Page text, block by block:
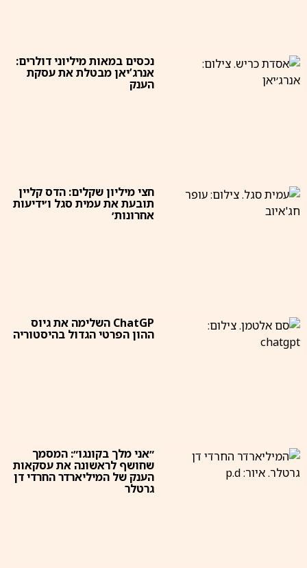
נכסים במאות מיליוני דולרים:
אנרג’יאן מבטלת את עסקת
הענק
חצי מיליון שקלים: הדס קליין
תובעת את עמית סגל ו׳ידיעות
אחרונות׳
ChatGP השלימה את גיוס
ההון הפרטי הגדול בהיסטוריה
״אני מלך בקונגו״: המסמך
שחושף לראשונה את עסקאות
הענק של המיליארדר החרדי דן
גרטלר